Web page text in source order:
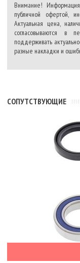
Внимание!
публичной офертой,
Актуальная цена,
согласовываются в
поддерживать
разные накладки и
CОПУТСТВУЮЩИЕ